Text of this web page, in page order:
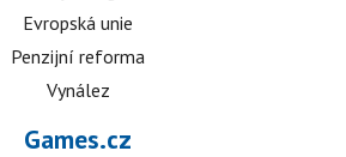
Evropská unie
Penzijní reforma
Vynález
Games.cz